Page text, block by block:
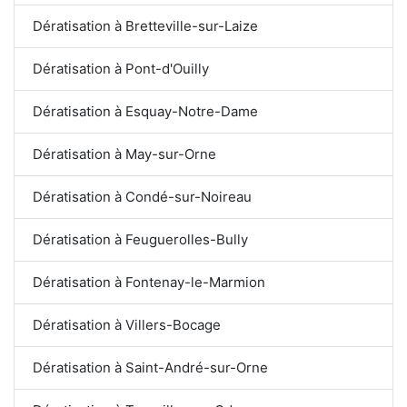
Dératisation à Bretteville-sur-Laize
Dératisation à Pont-d'Ouilly
Dératisation à Esquay-Notre-Dame
Dératisation à May-sur-Orne
Dératisation à Condé-sur-Noireau
Dératisation à Feuguerolles-Bully
Dératisation à Fontenay-le-Marmion
Dératisation à Villers-Bocage
Dératisation à Saint-André-sur-Orne